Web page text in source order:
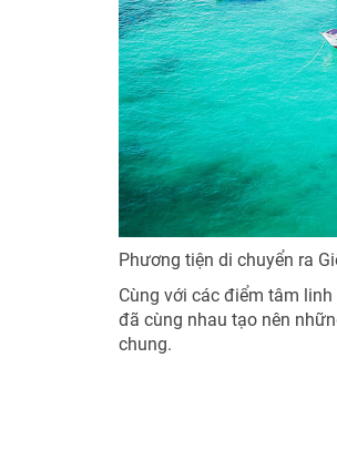
Phương tiện di chuyển ra
Cùng với các điểm tâm
đã cùng nhau tạo nên
chung.